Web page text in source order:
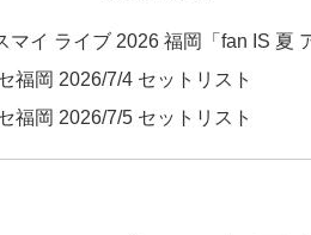
マイ ライブ 2026 福岡「fan IS 夏
福岡 2026/7/4 セットリスト
福岡 2026/7/5 セットリスト